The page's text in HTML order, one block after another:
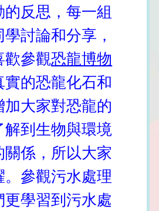
反思，每一組
討論和分享，
歡參觀恐龍博物
實的恐龍化石和
大家對恐龍的
到生物與環境
係，所以大家
參觀污水處理
學習到污水處